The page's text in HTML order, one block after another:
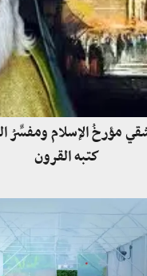
مؤرخُ الإسلام ومفسِّرُ
كتبه القرون